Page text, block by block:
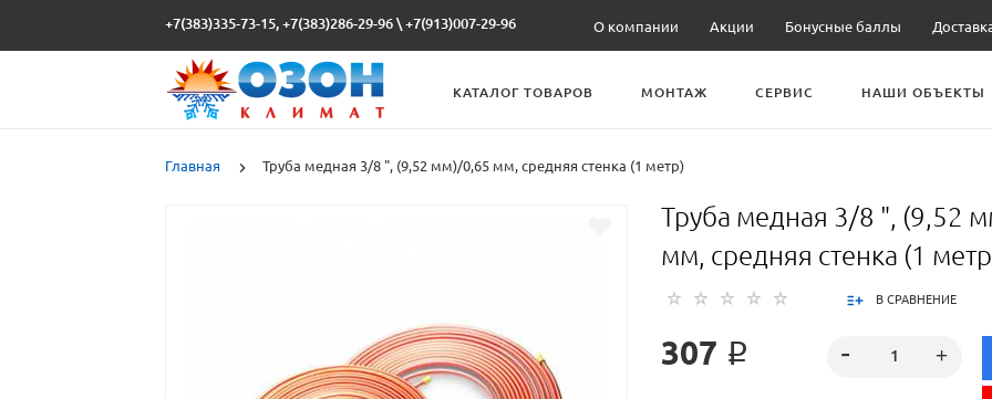
+7(383)335-73-15, +7(383)286-29-96 \+7(913)007-29-96 О компании Акции Бонусные баллы
КАТАЛОГ ТОВАРОВ МОНТАЖ СЕРВИС НАШИ ОБЪЕКТЫ
Главная Труба медная 3/8 ", (9,52 мм)/0,65 мм, средняя стенка (1 метр)
Труба медная 3/8 ", (9,52
мм, средняя стенка (1
В СРАВНЕНИЕ
307 ₽